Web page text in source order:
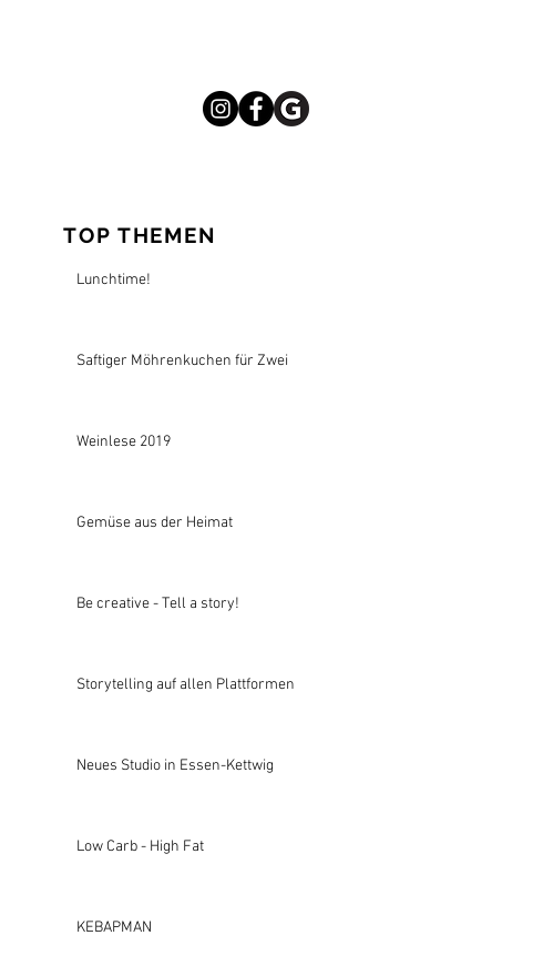
TOP THEMEN
Lunchtime!
Saftiger Möhrenkuchen für Zwei
Weinlese 2019
Gemüse aus der Heimat
Be creative - Tell a story!
Storytelling auf allen Plattformen
Neues Studio in Essen-Kettwig
Low Carb - High Fat
KEBAPMAN